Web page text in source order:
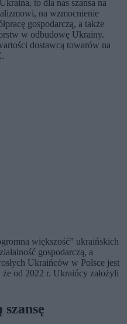
to dla nas szansa na
na wzmocnienie
gospodarczą, a także
w odbudowę Ukrainy.
dostawcą towarów na
większość” ukraińskich
gospodarczą, a
Ukraińców w Polsce jest
od 2022 r. Ukraińcy założyli